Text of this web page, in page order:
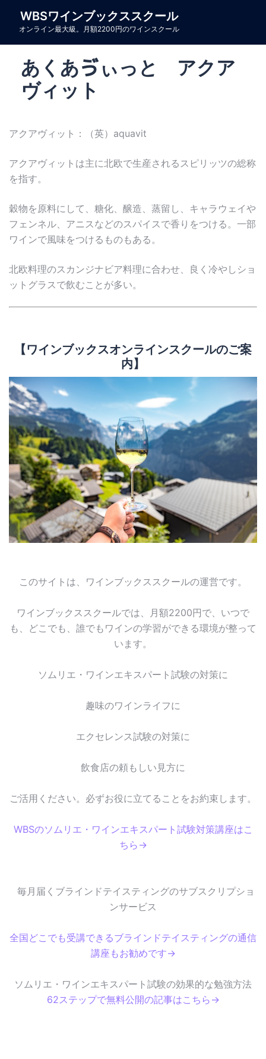
WBSワインブックススクール
オンライン最大級。月額2200円のワインスクール
あくあゔぃっと アクア
ヴィット
アクアヴィット：（英）aquavit
アクアヴィットは主に北欧で生産されるスピリッツの総称
を指す。
穀物を原料にして、糖化、醸造、蒸留し、キャラウェイや
フェンネル、アニスなどのスパイスで香りをつける。一部
ワインで風味をつけるものもある。
北欧料理のスカンジナビア料理に合わせ、良く冷やしショ
ットグラスで飲むことが多い。
【ワインブックスオンラインスクールのご案
内】
このサイトは、ワインブックススクールの運営です。
ワインブックススクールでは、月額2200円で、いつで
も、どこでも、誰でもワインの学習ができる環境が整って
います。
ソムリエ・ワインエキスパート試験の対策に
趣味のワインライフに
エクセレンス試験の対策に
飲食店の頼もしい見方に
ご活用ください。必ずお役に立てることをお約束します。
WBSのソムリエ・ワインエキスパート試験対策講座はこ
ちら→
毎月届くブラインドテイスティングのサブスクリプショ
ンサービス
全国どこでも受講できるブラインドテイスティングの通信
講座もお勧めです→
ソムリエ・ワインエキスパート試験の効果的な勉強方法
62ステップで無料公開の記事はこちら→